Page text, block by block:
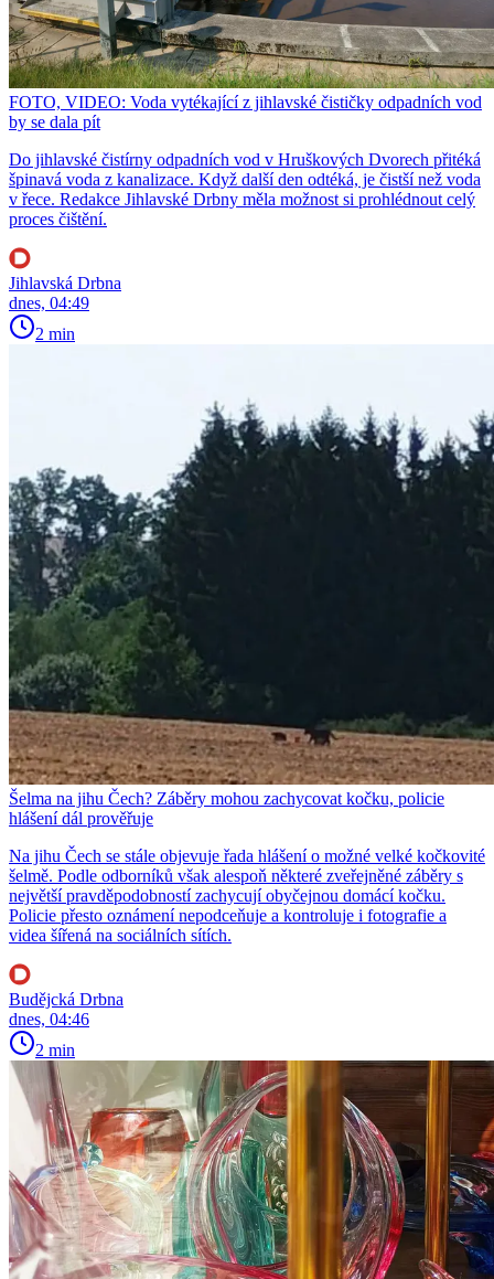
FOTO, VIDEO: Voda vytékající z jihlavské čističky odpadních vod
by se dala pít
Do jihlavské čistírny odpadních vod v Hruškových Dvorech přitéká
špinavá voda z kanalizace. Když další den odtéká, je čistší než voda
v řece. Redakce Jihlavské Drbny měla možnost si prohlédnout celý
proces čištění.
Jihlavská Drbna
dnes, 04:49
2 min
Šelma na jihu Čech? Záběry mohou zachycovat kočku, policie
hlášení dál prověřuje
Na jihu Čech se stále objevuje řada hlášení o možné velké kočkovité
šelmě. Podle odborníků však alespoň některé zveřejněné záběry s
největší pravděpodobností zachycují obyčejnou domácí kočku.
Policie přesto oznámení nepodceňuje a kontroluje i fotografie a
videa šířená na sociálních sítích.
Budějcká Drbna
dnes, 04:46
2 min